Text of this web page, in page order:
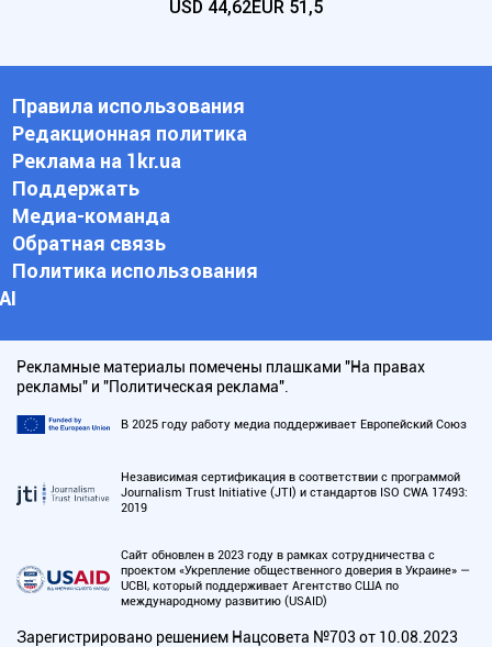
USD 44,62EUR 51,5
Правила использования
Редакционная политика
Реклама на 1kr.ua
Поддержать
Медиа-команда
Обратная связь
Политика использования
АI
Рекламные материалы помечены плашками "На правах
рекламы" и "Политическая реклама".
В 2025 году работу медиа поддерживает Европейский Союз
Независимая сертификация в соответствии с программой
Journalism Trust Initiative (JTI) и стандартов ISO CWA 17493:
2019
Сайт обновлен в 2023 году в рамках сотрудничества с
проектом «Укрепление общественного доверия в Украине» —
UCBI, который поддерживает Агентство США по
международному развитию (USAID)
Зарегистрировано решением Нацсовета №703 от 10.08.2023